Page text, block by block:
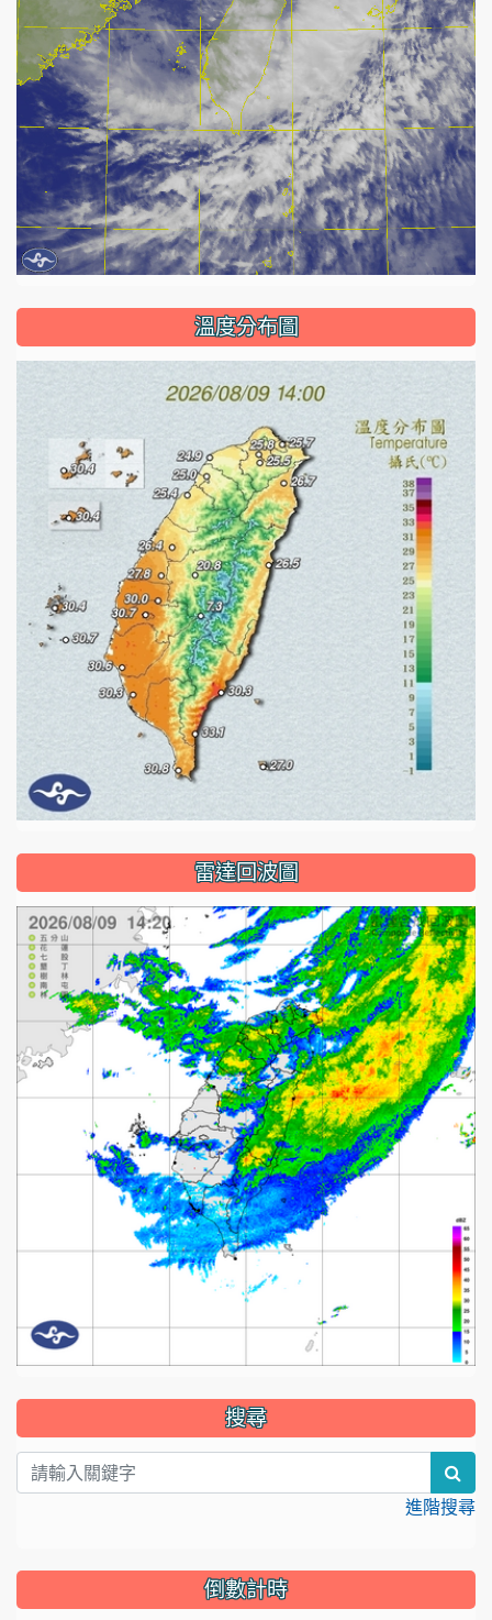
溫度分布圖
雷達回波圖
::: 搜尋
進階搜尋
倒數計時